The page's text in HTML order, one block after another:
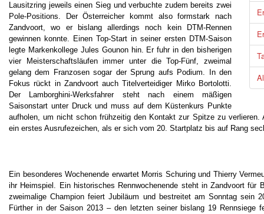
Lausitzring jeweils einen Sieg und verbuchte zudem bereits zwei
Pole-Positions. Der Österreicher kommt also formstark nach
Zandvoort, wo er bislang allerdings noch kein DTM-Rennen
gewinnen konnte. Einen Top-Start in seiner ersten DTM-Saison
legte Markenkollege Jules Gounon hin. Er fuhr in den bisherigen
vier Meisterschaftsläufen immer unter die Top-Fünf, zweimal
gelang dem Franzosen sogar der Sprung aufs Podium. In den
Fokus rückt in Zandvoort auch Titelverteidiger Mirko Bortolotti.
Der Lamborghini-Werksfahrer steht nach einem mäßigen
Saisonstart unter Druck und muss auf dem Küstenkurs Punkte
aufholen, um nicht schon frühzeitig den Kontakt zur Spitze zu verlieren.
ein erstes Ausrufezeichen, als er sich vom 20. Startplatz bis auf Rang
Ein besonderes Wochenende erwartet Morris Schuring und Thierry
ihr Heimspiel. Ein historisches Rennwochenende steht in Zandvoort für
zweimalige Champion feiert Jubiläum und bestreitet am Sonntag sein
Fürther in der Saison 2013 – den letzten seiner bislang 19 Rennsiege